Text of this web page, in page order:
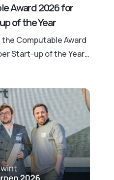
Award 2026 for
of the Year
the Computable Award
Start-up of the Year
device, without
privacy.